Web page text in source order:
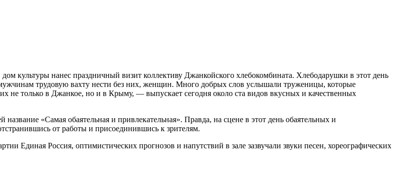
культуры нанес праздничный визит коллективу Джанкойского хлебокомбината. Хлебодарушки в этот день
трудовую вахту нести без них, женщин. Много добрых слов услышали труженицы, которые
не только в Джанкое, но и в Крыму, — выпускает сегодня около ста видов вкусных и качественных
«Самая обаятельная и привлекательная». Правда, на сцене в этот день обаятельных и
от работы и присоединившись к зрителям.
Единая Россия, оптимистических прогнозов и напутствий в зале зазвучали звуки песен, хореографических